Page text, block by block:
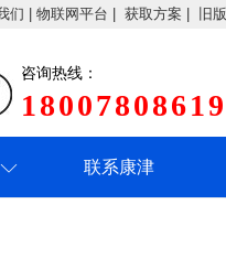
们 物联网平台 获取方案 旧版
咨询热线：
18007808619
联系康津